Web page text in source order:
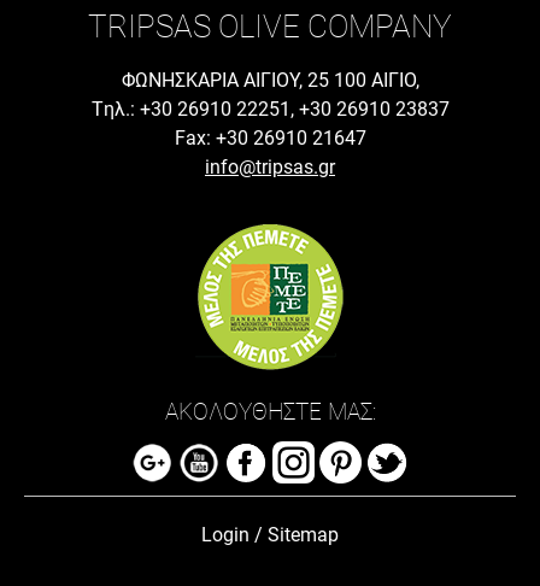
TRIPSAS OLIVE COMPANY
ΦΩΝΗΣΚΑΡΙΑ ΑΙΓΙΟΥ, 25 100 ΑΙΓΙΟ,
Tηλ.: +30 26910 22251, +30 26910 23837
Fax: +30 26910 21647
info@tripsas.gr
ΑΚΟΛΟΥΘΗΣΤΕ ΜΑΣ:
Login / Sitemap